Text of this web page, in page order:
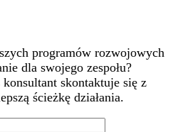
programów rozwojowych
dla swojego zespołu?
skontaktuje się z
ścieżkę działania.